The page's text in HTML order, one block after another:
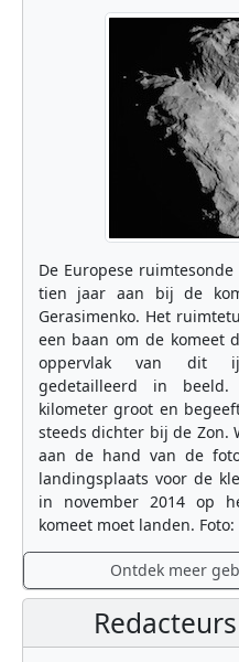
De Europese
tien jaar aan bij de
Gerasimenko. Het
een baan om de komeet
oppervlak van dit
gedetailleerd in
kilometer groot en
steeds dichter bij de Zon.
aan de hand van de
landingsplaats voor de
in november 2014 op
komeet moet landen. Foto:
Ontdek meer